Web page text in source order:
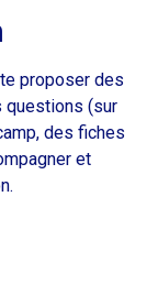
proposer des
questions (sur
des fiches
et